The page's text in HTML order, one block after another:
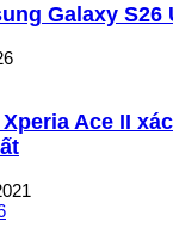
Galaxy S26
Ace II